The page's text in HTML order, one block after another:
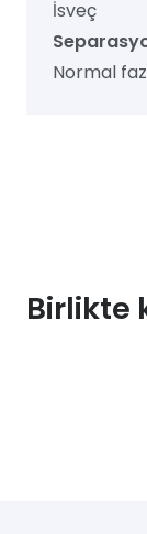
İsveç
Normal
Birlikte